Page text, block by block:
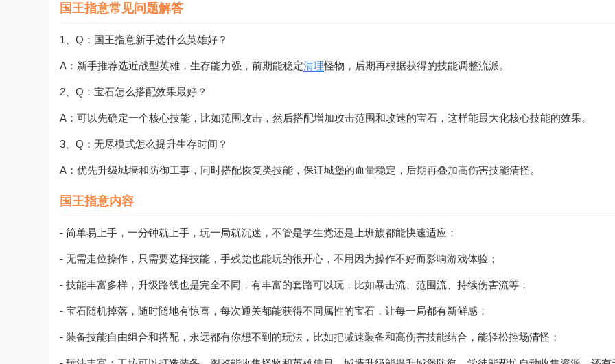
国王指意常见问题解答
1、Q：国王指意新手选什么英雄好？
A：新手推荐选近战型英雄，生存能力强，前期能稳定清理怪物，后期再根据获得的技能调整流派。
2、Q：宝石怎么搭配效果最好？
A：可以先确定一个核心技能，比如范围攻击，然后搭配增加攻击范围和攻速的宝石，这样能最大化核心技能的效果。
3、Q：无尽模式怎么提升生存时间？
A：优先升级城墙和防御工事，同时搭配恢复类技能，保证城堡的血量稳定，后期再叠加高伤害技能清怪。
国王指意内容
- 简单易上手，一分钟就上手，玩一局就沉迷，不管是学生党还是上班族都能快速适应；
- 无需走位操作，只需要选择技能，手残党也能玩的很开心，不用因为操作不好而影响游戏体验；
- 技能丰富多样，升级路线也是完全不同，有丰富的套路可以玩，比如暴击流、范围流、持续伤害流等；
- 宝石随机掉落，随时随地有惊喜，每次通关都能获得不同属性的宝石，让每一局都有新鲜感；
- 装备技能自由组合和搭配，永远都有你想不到的玩法，比如把减速装备和高伤害技能结合，能轻松控场清怪；